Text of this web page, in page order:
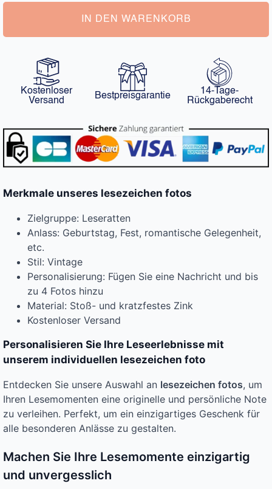
IN DEN WARENKORB
Kostenloser
Versand
Bestpreisgarantie
14-Tage-
Rückgaberecht
Merkmale unseres lesezeichen fotos
Zielgruppe: Leseratten
Anlass: Geburtstag, Fest, romantische Gelegenheit,
etc.
Stil: Vintage
Personalisierung: Fügen Sie eine Nachricht und bis
zu 4 Fotos hinzu
Material: Stoß- und kratzfestes Zink
Kostenloser Versand
Personalisieren Sie Ihre Leseerlebnisse mit
unserem individuellen lesezeichen foto
Entdecken Sie unsere Auswahl an lesezeichen fotos, um
Ihren Lesemomenten eine originelle und persönliche Note
zu verleihen. Perfekt, um ein einzigartiges Geschenk für
alle besonderen Anlässe zu gestalten.
Machen Sie Ihre Lesemomente einzigartig
und unvergesslich